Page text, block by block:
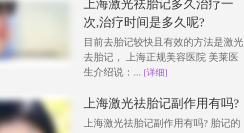
上海激光祛胎记多久治疗一
次,治疗时间是多久呢?
目前去胎记较快且有效的方法是激光
去胎记， 上海正规美容医院 美莱医
生介绍说：... [详细]
上海激光祛胎记副作用有吗?
上海激光祛胎记副作用有吗? 胎记的